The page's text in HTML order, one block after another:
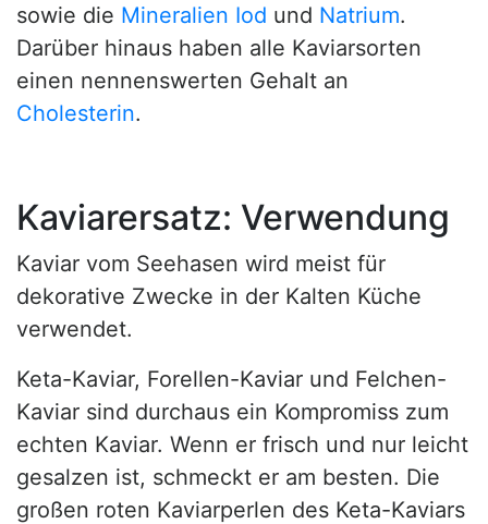
sowie die Mineralien Iod und Natrium.
Darüber hinaus haben alle Kaviarsorten
einen nennenswerten Gehalt an
Cholesterin.
Kaviarersatz: Verwendung
Kaviar vom Seehasen wird meist für
dekorative Zwecke in der Kalten Küche
verwendet.
Keta-Kaviar, Forellen-Kaviar und Felchen-
Kaviar sind durchaus ein Kompromiss zum
echten Kaviar. Wenn er frisch und nur leicht
gesalzen ist, schmeckt er am besten. Die
großen roten Kaviarperlen des Keta-Kaviars